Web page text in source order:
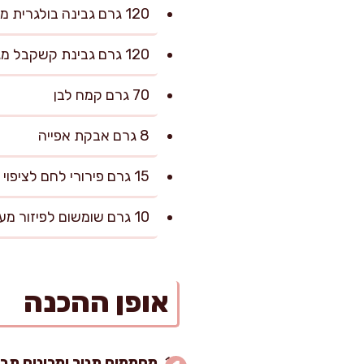
120 גרם גבינה בולגרית מפוררת
120 גרם גבינת קשקבל מגוררת
70 גרם קמח לבן
8 גרם אבקת אפייה
15 גרם פירורי לחם לציפוי התבנית
10 גרם שומשום לפיזור מעל (אופציונלי)
אופן ההכנה